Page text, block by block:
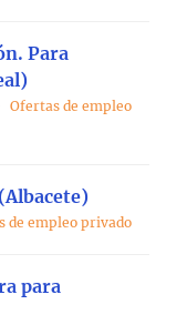
Para
Ofertas de empleo
de empleo privado
para